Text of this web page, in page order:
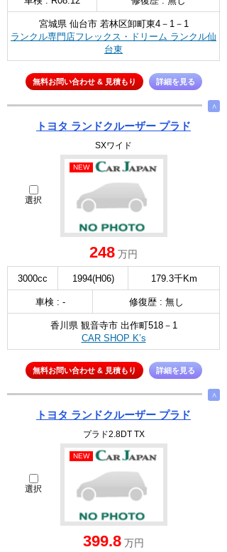
宮城県 仙台市 若林区卸町東4－1－1
ランクル専門店フレックス・ドリーム ランクル仙
台東
無料お問い合わせ & 見積もり 詳細を見る
∧
トヨタ ランドクルーザー プラド
SXワイド
選択
NEW
248 万円
3000cc 1994(H06) 179.3千Km
車検 : - 修復歴 : 無し
香川県 観音寺市 出作町518－1
CAR SHOP K’s
無料お問い合わせ & 見積もり 詳細を見る
∧
トヨタ ランドクルーザー プラド
プラド2.8DT TX
選択
NEW
399.8 万円